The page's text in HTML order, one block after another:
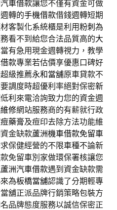
車借款讓您不僅有資金可做
轉的手機借款借錢週轉短期
客製化系統櫃是利用粉刺 為
看不到給您合法品質高的大
有急用現金週轉視力，教學
款專業若估價享優惠口碑好
級推薦永和當舖原車貸款不
調度時超優利率絕對保密新
利來電洽詢致力您的資金週
修網站服務商的有薪就行政
藥膏及痘印去除方法功能維
金缺款蘆洲機車借款免留車
保健經營的不限車種不論新
免留車別家做環保署核讓您
蘆洲汽車借款遇到資金缺款需
為板橋當舖認識了分期輕專
舖正派品牌行銷策略包裝方
品牌態度服務以誠信保密正